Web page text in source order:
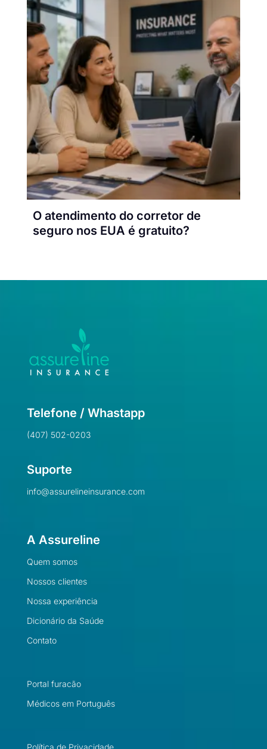
O atendimento do corretor de
seguro nos EUA é gratuito?
Telefone / Whastapp
(407) 502-0203
Suporte
info@assurelineinsurance.com
A Assureline
Quem somos
Nossos clientes
Nossa experiência
Dicionário da Saúde
Contato
Portal furacão
Médicos em Português
Política de Privacidade